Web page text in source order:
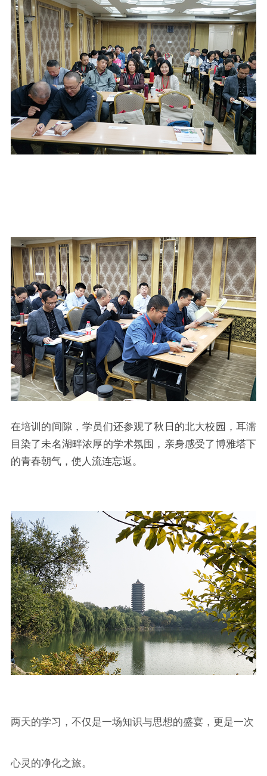
在培训的间隙，学员们还参观了秋日的北大校园，耳濡
目染了未名湖畔浓厚的学术氛围，亲身感受了博雅塔下
的青春朝气，使人流连忘返。
两天的学习，不仅是一场知识与思想的盛宴，更是一次
心灵的净化之旅。